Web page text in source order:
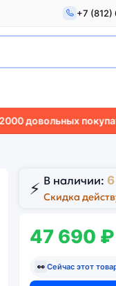
+7
покупателей
⚡ В наличии:
Скидка
47 690 ₽
👀 Сейчас этот